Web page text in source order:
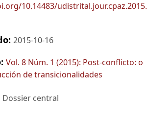
10.14483/udistrital.jour.cpaz.2015.
2015-10-16
Vol. 8 Núm. 1 (2015): Post-conflicto: o
de transicionalidades
Dossier central